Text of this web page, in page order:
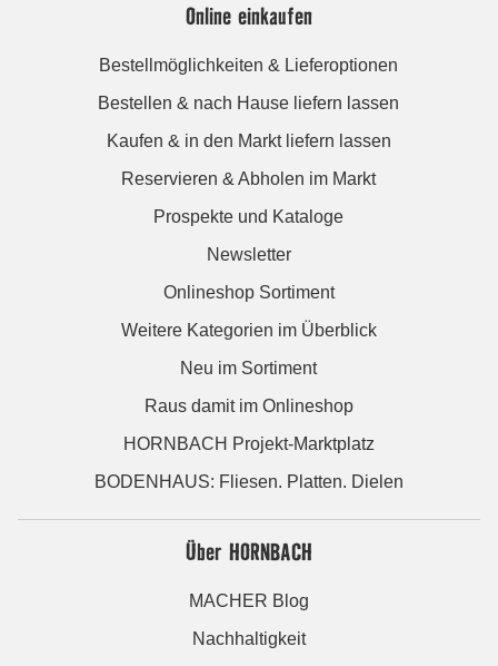
Online einkaufen
Bestellmöglichkeiten & Lieferoptionen
Bestellen & nach Hause liefern lassen
Kaufen & in den Markt liefern lassen
Reservieren & Abholen im Markt
Prospekte und Kataloge
Newsletter
Onlineshop Sortiment
Weitere Kategorien im Überblick
Neu im Sortiment
Raus damit im Onlineshop
HORNBACH Projekt-Marktplatz
BODENHAUS: Fliesen. Platten. Dielen
Über HORNBACH
MACHER Blog
Nachhaltigkeit